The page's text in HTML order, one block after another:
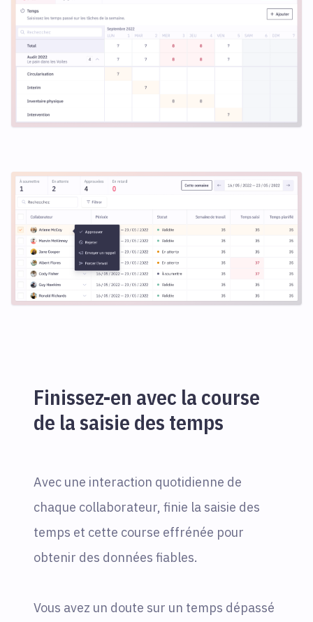
Finissez-en avec la course
de la saisie des temps
Avec une interaction quotidienne de
chaque collaborateur, finie la saisie des
temps et cette course effrénée pour
obtenir des données fiables.
Vous avez un doute sur un temps dépassé